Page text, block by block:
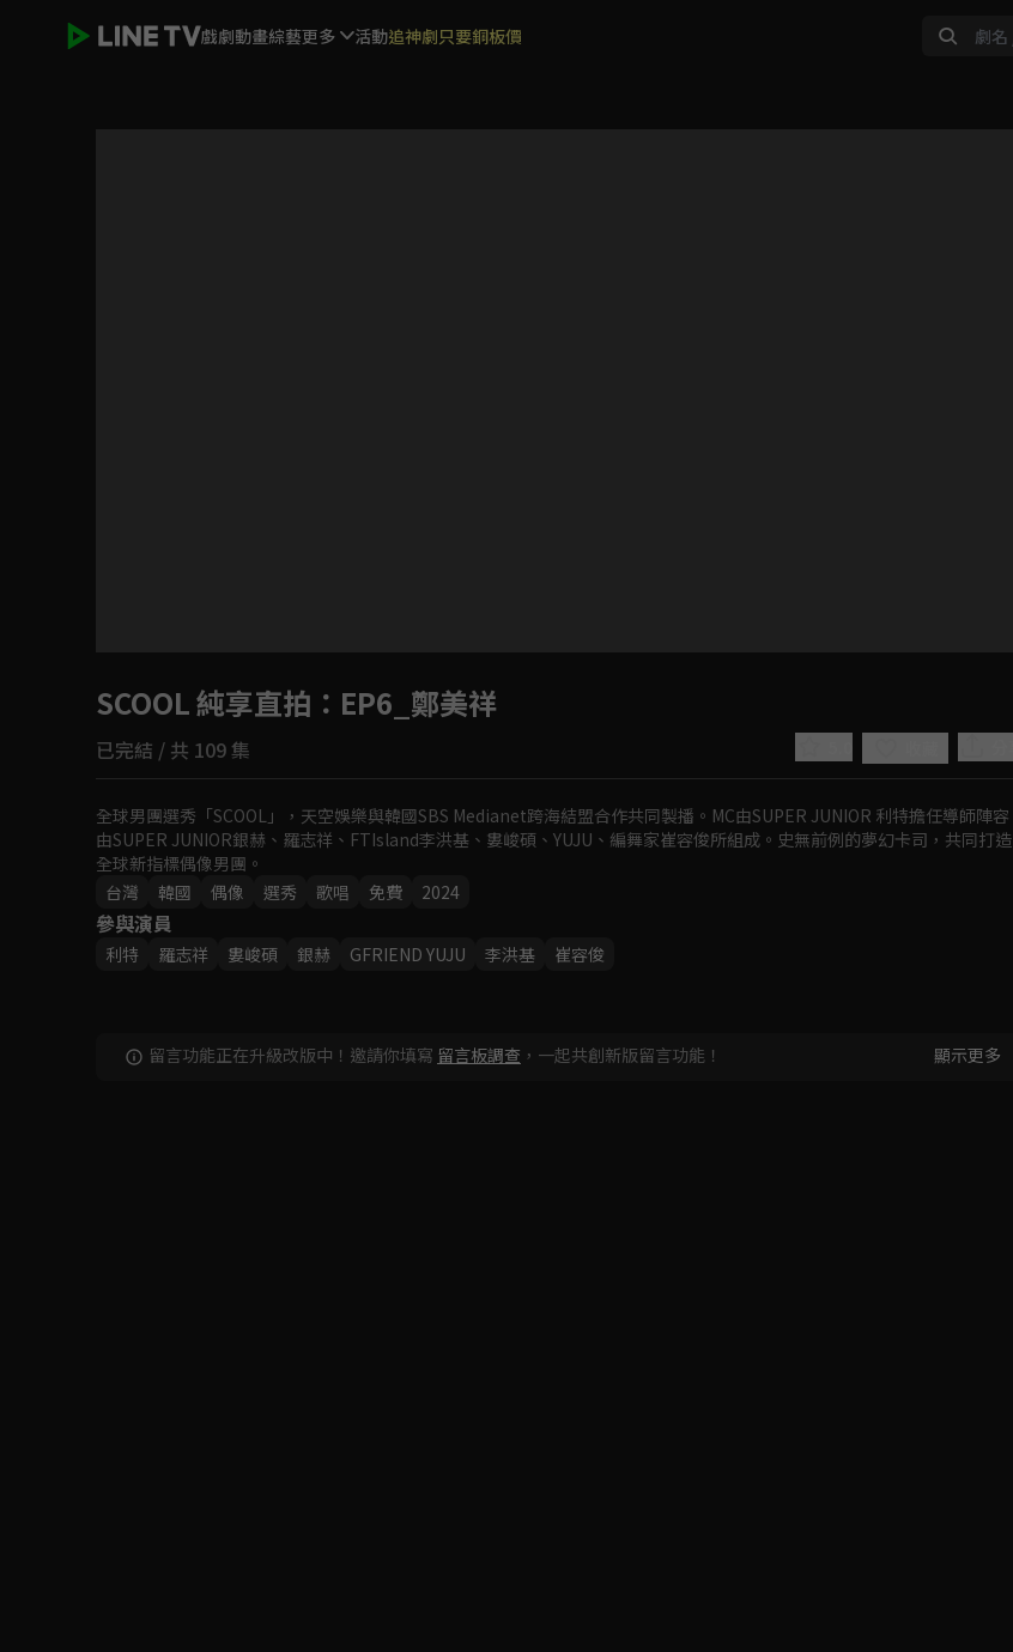
戲劇動畫綜藝更多 活動追神劇只要銅板價
Play
如有不便請見諒
回首頁
SCOOL 純享直拍 ：EP6_鄭美祥
已完結 / 共 109 集
全球男團選秀「SCOOL」，天空娛樂與韓國SBS Medianet跨海結盟合作共同製播。MC由SUPER JUNIOR 利特擔任導師陣容
由SUPER JUNIOR銀赫、羅志祥、FTIsland李洪基、婁峻碩、YUJU、編舞家崔容俊所組成。史無前例的夢幻卡司，共同打造
全球新指標偶像男團。
台灣
韓國 偶像 選秀 歌唱 免費 2024
參與演員
利特 羅志祥 婁峻碩 銀赫 GFRIEND YUJU 李洪基 崔容俊
留言功能正在升級改版中！邀請你填寫 留言板調查 ，一起共創新版留言功能！ 顯示更多